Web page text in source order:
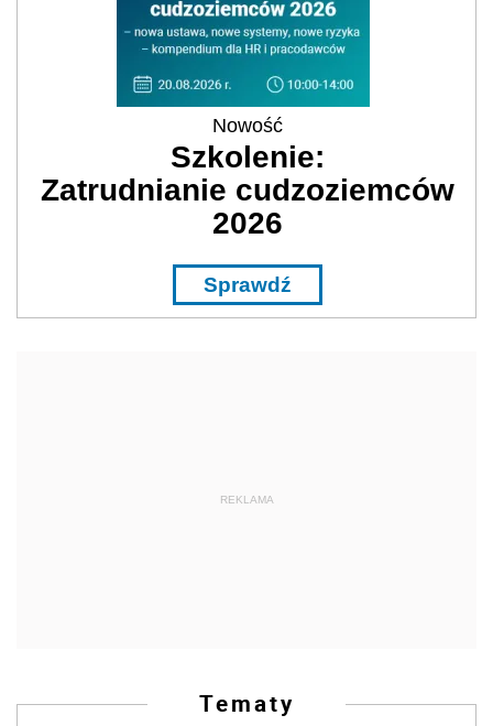
Nowość
Szkolenie:
Zatrudnianie cudzoziemców
2026
Sprawdź
REKLAMA
Tematy